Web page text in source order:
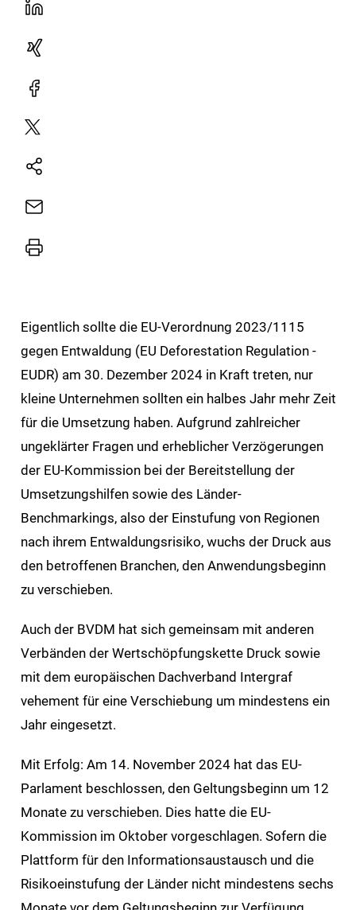
LinekdIn
Xing
Facebook
Plattform
Natives
E-
Drucker
Eigentlich sollte die EU-Verordnung 2023/1115
gegen Entwaldung (EU Deforestation Regulation -
EUDR) am 30. Dezember 2024 in Kraft treten, nur
kleine Unternehmen sollten ein halbes Jahr mehr Zeit
für die Umsetzung haben. Aufgrund zahlreicher
ungeklärter Fragen und erheblicher Verzögerungen
der EU-Kommission bei der Bereitstellung der
Umsetzungshilfen sowie des Länder-
Benchmarkings, also der Einstufung von Regionen
nach ihrem Entwaldungsrisiko, wuchs der Druck aus
den betroffenen Branchen, den Anwendungsbeginn
zu verschieben.
Auch der BVDM hat sich gemeinsam mit anderen
Verbänden der Wertschöpfungskette Druck sowie
mit dem europäischen Dachverband Intergraf
vehement für eine Verschiebung um mindestens ein
Jahr eingesetzt.
Mit Erfolg: Am 14. November 2024 hat das EU-
Parlament beschlossen, den Geltungsbeginn um 12
Monate zu verschieben. Dies hatte die EU-
Kommission im Oktober vorgeschlagen. Sofern die
Plattform für den Informationsaustausch und die
Risikoeinstufung der Länder nicht mindestens sechs